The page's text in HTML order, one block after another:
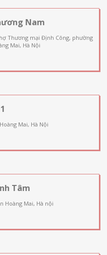
Nam
Thương mại Định Công, phường
Mai, Hà Nội
Mai, Hà Nội
Tâm
Hoàng Mai, Hà nội